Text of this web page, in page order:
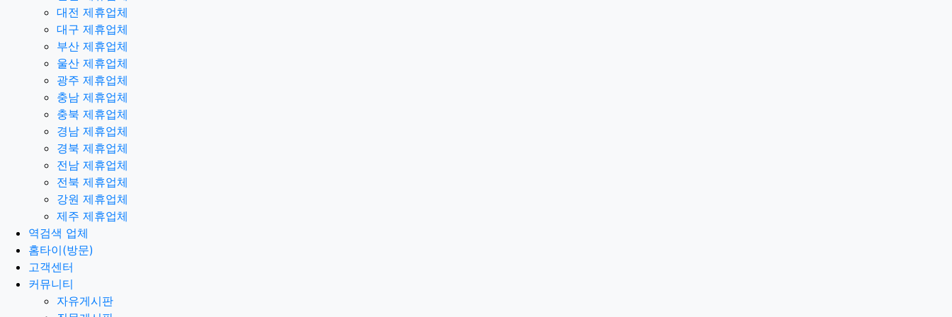
대전 제휴업체
대구 제휴업체
부산 제휴업체
울산 제휴업체
광주 제휴업체
충남 제휴업체
충북 제휴업체
경남 제휴업체
경북 제휴업체
전남 제휴업체
전북 제휴업체
강원 제휴업체
제주 제휴업체
역검색 업체
홈타이(방문)
고객센터
커뮤니티
자유게시판